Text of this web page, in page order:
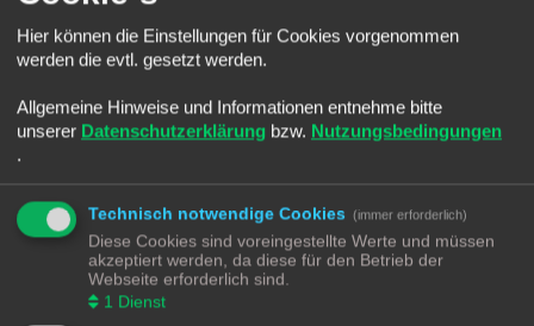
Hier geht es im neuen Kleid weiterhttps://community-discourse.smarthome-f
... ammlung/12
Themen: 27
Blueprints
Platz und Raum für alles rund um Blueprints.
Themen:7
Welche Sind eure Lieblings Karten.
Und natürlich Rat und Tat zum Thema Dashboard.
Themen:65
Ich werde verrückt mit YAML
Bereich rings rum zum Thema Yaml und seine Tücken.
Themen:109
Hier können die Einstellungen für Cookies vorgenommen
werden die evtl. gesetzt werden.
Allgemeine Hinweise und Informationen entnehme bitte
unserer Datenschutzerklärung bzw. Nutzungsbedingungen
.
Technisch notwendige Cookies (immer erforderlich)
Diese Cookies sind voreingestellte Werte und müssen
akzeptiert werden, da diese für den Betrieb der
Webseite erforderlich sind.
1 Dienst